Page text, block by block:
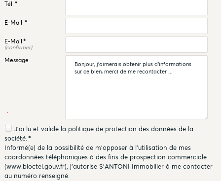
Tél *
E-Mail *
E-Mail *
(confirmer)
Message
J'ai lu et valide la politique de protection des donnéesde la
société.*
Informé(e) de la possibilité de m'opposer à l'utilisation de mes
coordonnées téléphoniques à des fins de prospection commerciale
(www.bloctel.gouv.fr), j'autorise S'ANTONI Immobilier à me contacter
au numéro renseigné.